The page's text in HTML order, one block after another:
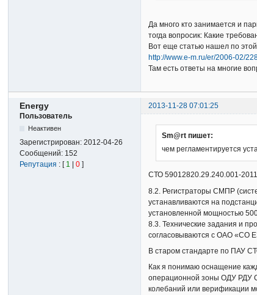
Да много кто занимается и
тогда вопросик: Какие
Вот еще статью нашел по
http://www.e-m.ru/er/2006-02/
Там есть ответы на многие
Energy
2013-11-28 07:01:25
Пользователь
Неактивен
Зарегистрирован:2012-04-26
Сообщений: 152
Репутация : [ 1 |0 ]
Sm@rt пишет:
чем регламентируется
СТО 59012820.29.240.001-2011
8.2. Регистраторы СМПР
устанавливаются на
установленной мощностью
8.3. Технические задания и
согласовываются с ОАО «СО
В старом стандарте по ПАУ
Как я понимаю оснащение
операционной зоны ОДУ РДУ
колебаний или верификации